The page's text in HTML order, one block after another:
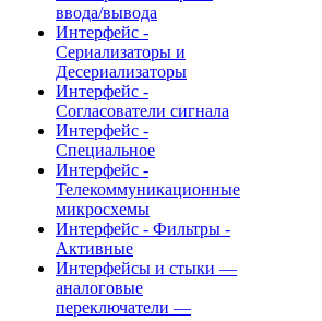
ввода/вывода
Интерфейс -
Сериализаторы и
Десериализаторы
Интерфейс -
Согласователи сигнала
Интерфейс -
Специальное
Интерфейс -
Телекоммуникационные
микросхемы
Интерфейс - Фильтры -
Активные
Интерфейсы и стыки —
аналоговые
переключатели —